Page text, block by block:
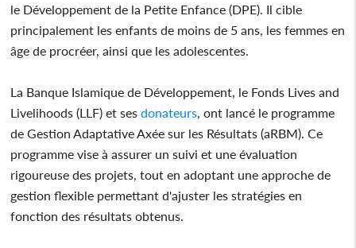
le Développement de la Petite Enfance (DPE). Il cible
principalement les enfants de moins de 5 ans, les femmes en
âge de procréer, ainsi que les adolescentes.
La Banque Islamique de Développement, le Fonds Lives and
Livelihoods (LLF) et ses donateurs, ont lancé le programme
de Gestion Adaptative Axée sur les Résultats (aRBM). Ce
programme vise à assurer un suivi et une évaluation
rigoureuse des projets, tout en adoptant une approche de
gestion flexible permettant d'ajuster les stratégies en
fonction des résultats obtenus.